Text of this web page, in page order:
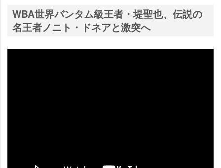
WBA世界バンタム級王者・堤聖也、伝説の
名王者ノニト・ドネアと激突へ